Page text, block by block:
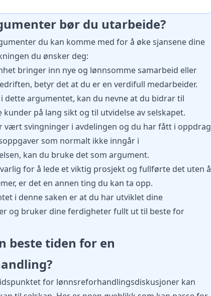
bør du utarbeide?
du kan komme med for å øke sjansene dine
du ønsker deg:
bringer inn nye og lønnsomme samarbeid eller
betyr det at du er en verdifull medarbeider.
dette argumentet, kan du nevne at du bidrar til
kunder på lang sikt og til utvidelse av selskapet.
vært svingninger i avdelingen og du har fått i oppdrag
som normalt ikke inngår i
kan du bruke det som argument.
for å lede et viktig prosjekt og fullførte det uten å
er det en annen ting du kan ta opp.
i denne saken er at du har utviklet dine
og bruker dine ferdigheter fullt ut til beste for
beste tiden for en
for lønnsreforhandlingsdiskusjoner kan